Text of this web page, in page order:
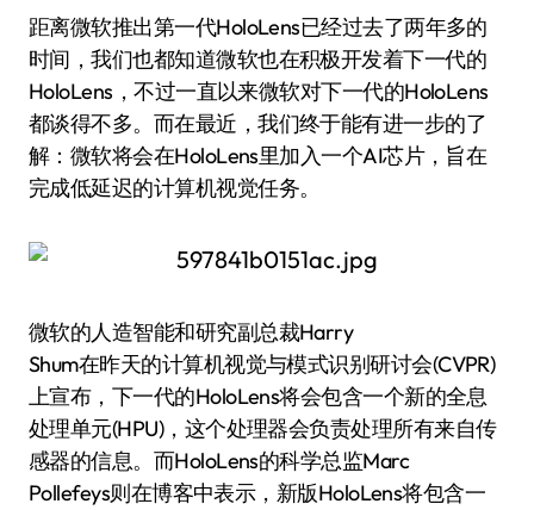
距离微软推出第一代HoloLens已经过去了两年多的
时间，我们也都知道微软也在积极开发着下一代的
HoloLens，不过一直以来微软对下一代的HoloLens
都谈得不多。而在最近，我们终于能有进一步的了
解：微软将会在HoloLens里加入一个AI芯片，旨在
完成低延迟的计算机视觉任务。
微软的人造智能和研究副总裁Harry
Shum在昨天的计算机视觉与模式识别研讨会(CVPR)
上宣布，下一代的HoloLens将会包含一个新的全息
处理单元(HPU)，这个处理器会负责处理所有来自传
感器的信息。而HoloLens的科学总监Marc
Pollefeys则在博客中表示，新版HoloLens将包含一